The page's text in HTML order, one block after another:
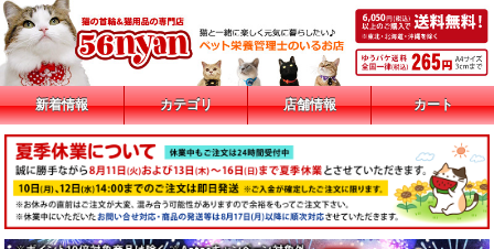
新着情報 カテゴリ 店舗情報 カート